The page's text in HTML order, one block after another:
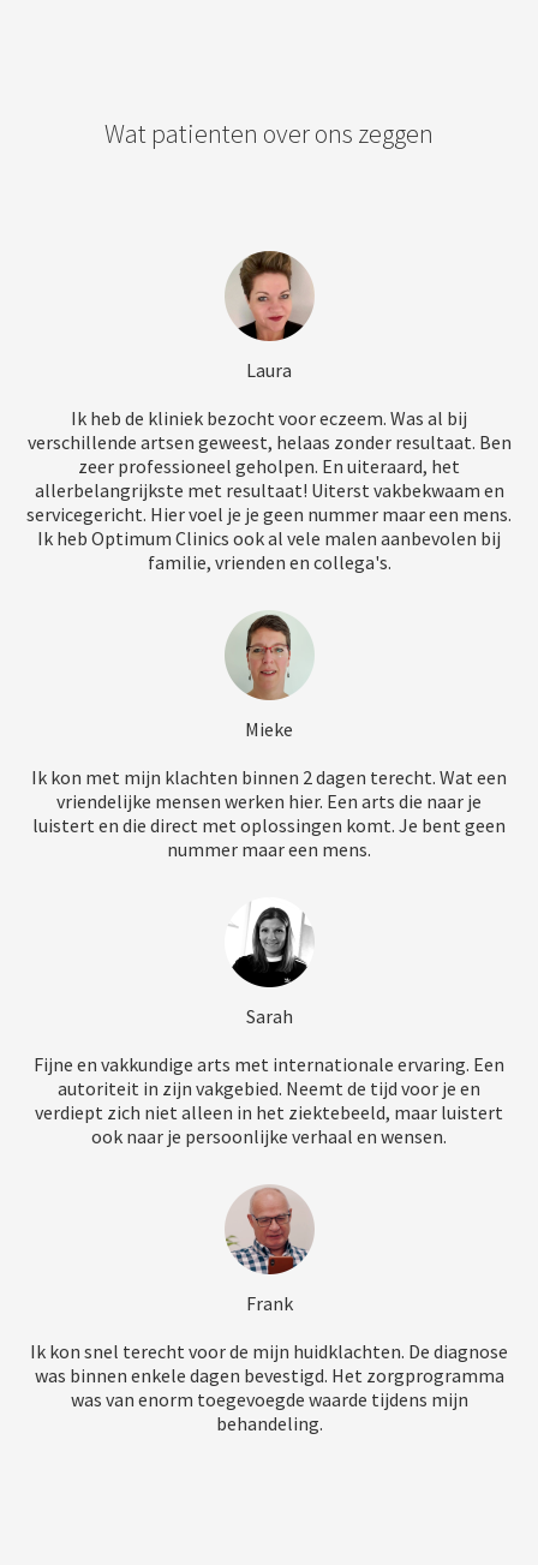
Wat patienten over ons zeggen
Laura
Ik heb de kliniek bezocht voor eczeem. Was al bij
verschillende artsen geweest, helaas zonder resultaat. Ben
zeer professioneel geholpen. En uiteraard, het
allerbelangrijkste met resultaat! Uiterst vakbekwaam en
servicegericht. Hier voel je je geen nummer maar een mens.
Ik heb Optimum Clinics ook al vele malen aanbevolen bij
familie, vrienden en collega's.
Mieke
Ik kon met mijn klachten binnen 2 dagen terecht. Wat een
vriendelijke mensen werken hier. Een arts die naar je
luistert en die direct met oplossingen komt. Je bent geen
nummer maar een mens.
Sarah
Fijne en vakkundige arts met internationale ervaring. Een
autoriteit in zijn vakgebied. Neemt de tijd voor je en
verdiept zich niet alleen in het ziektebeeld, maar luistert
ook naar je persoonlijke verhaal en wensen.
Frank
Ik kon snel terecht voor de mijn huidklachten. De diagnose
was binnen enkele dagen bevestigd. Het zorgprogramma
was van enorm toegevoegde waarde tijdens mijn
behandeling.